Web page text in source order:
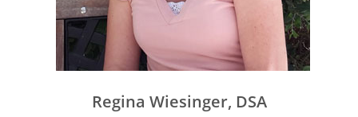
Regina Wiesinger, DSA